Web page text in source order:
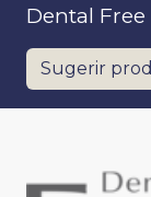
Dental Free
Sugerir